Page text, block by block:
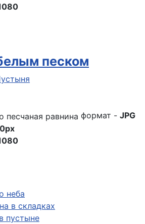
песком
формат - JPG
неба
в складках
пустыне